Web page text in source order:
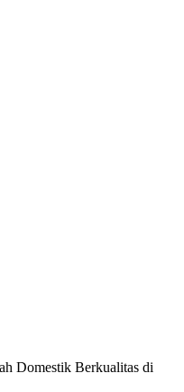
Domestik Berkualitas di